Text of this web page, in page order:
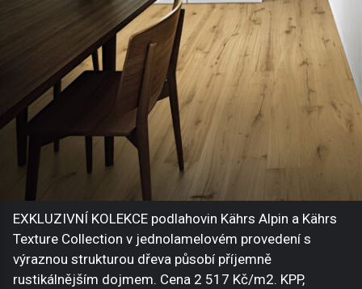
EXKLUZIVNÍ KOLEKCE podlahovin Kährs Alpin a Kährs
Texture Collection v jednolamelovém provedení s
výraznou strukturou dřeva působí příjemně
rustikálnějším dojmem. Cena 2 517 Kč/m2. KPP,